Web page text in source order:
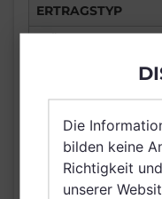
ERTRAGSTYP
Die
bilden keine
Richtigkeit
unserer